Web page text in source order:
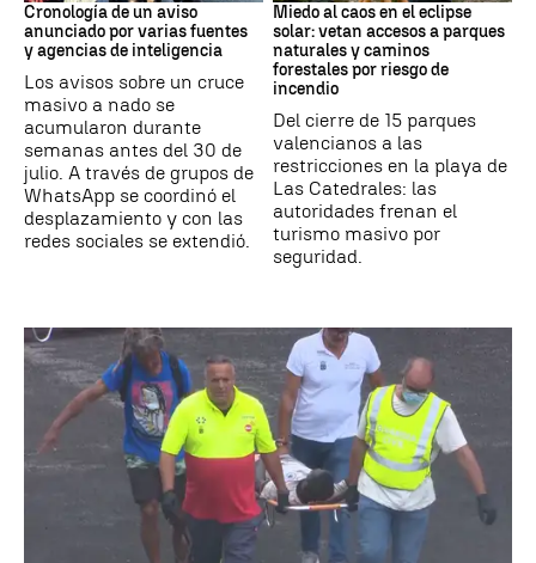
Cronología de un aviso
anunciado por varias fuentes
y agencias de inteligencia
Los avisos sobre un cruce
masivo a nado se
acumularon durante
semanas antes del 30 de
julio. A través de grupos de
WhatsApp se coordinó el
desplazamiento y con las
redes sociales se extendió.
Miedo al caos en el eclipse
solar: vetan accesos a parques
naturales y caminos
forestales por riesgo de
incendio
Del cierre de 15 parques
valencianos a las
restricciones en la playa de
Las Catedrales: las
autoridades frenan el
turismo masivo por
seguridad.